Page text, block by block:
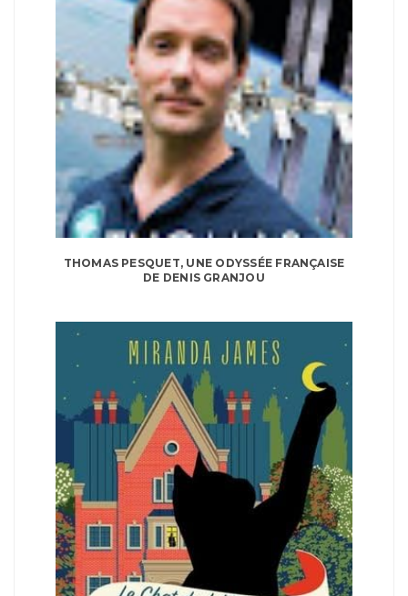
THOMAS PESQUET, UNE ODYSSÉE FRANÇAISE
DE DENIS GRANJOU